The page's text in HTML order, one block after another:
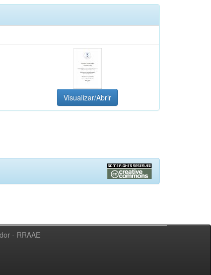
Visualizar/Abrir
- RRAAE